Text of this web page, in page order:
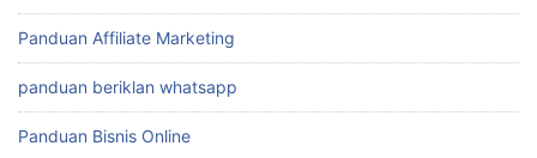
Panduan Affiliate Marketing
panduan beriklan whatsapp
Panduan Bisnis Online